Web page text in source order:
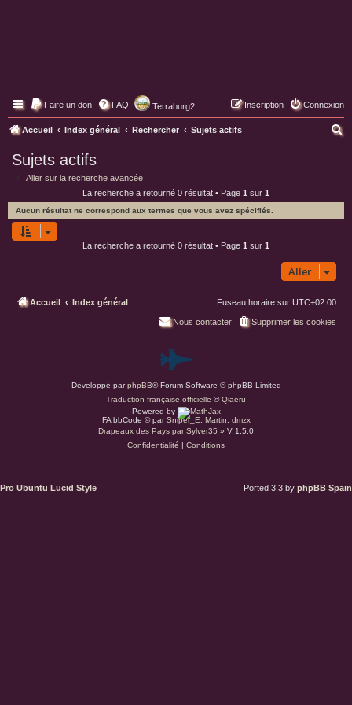
Pages web de Terraburg
Faire un don FAQ Terraburg2 Connexion
Inscription
Accueil Index général Rechercher Sujets actifs
e
Sujets actifs
Aller sur la recherche avancée
La recherche a retourné 0 résultat • Page 1 sur 1
Aucun résultat ne correspond aux termes que vous avez spécifiés.
La recherche a retourné 0 résultat • Page 1 sur 1
Aller
Accueil Index général Fuseau horaire sur UTC+02:00
Supprimer les cookies
Nous contacter
P
a
r
d
Développé parphpBB® Forum Software © phpBB Limited
Traduction française officielle ©Qiaeru
Powered by
FA bbCode ©parSniper_E Martin
dmzx
Drapeaux des Pays par Sylver35 » V 1.5.0
Confidentialité | Conditions
Pro Ubuntu Lucid Style Ported 3.3 by phpBB Spain